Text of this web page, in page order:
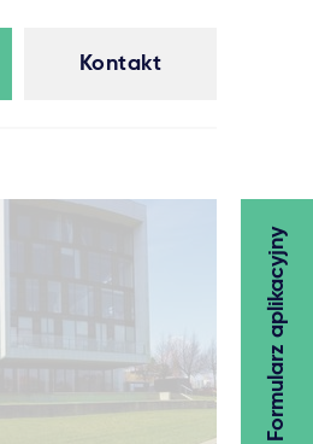
Kontakt
Formularz aplikacyjny